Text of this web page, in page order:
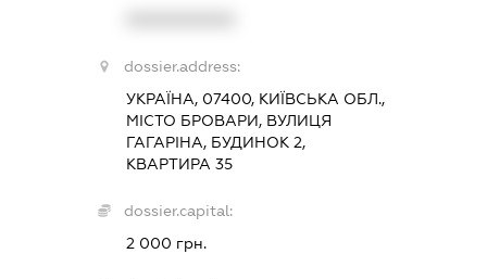
dossier.address:
УКРАЇНА, 07400, КИЇВСЬКА ОБЛ.,
МІСТО БРОВАРИ, ВУЛИЦЯ
ГАГАРІНА, БУДИНОК 2,
КВАРТИРА 35
dossier.capital:
2 000 грн.